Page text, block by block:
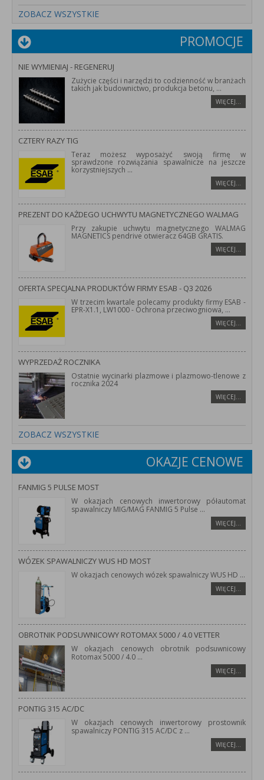
ZOBACZ WSZYSTKIE
PROMOCJE
NIE WYMIENIAJ - REGENERUJ
Zużycie części i narzędzi to codzienność w branżach
takich jak budownictwo, produkcja betonu, ...
WIĘCEJ…
CZTERY RAZY TIG
Teraz możesz wyposażyć swoją firmę w
sprawdzone rozwiązania spawalnicze na jeszcze
korzystniejszych ...
WIĘCEJ…
PREZENT DO KAŻDEGO UCHWYTU MAGNETYCZNEGO WALMAG
Przy zakupie uchwytu magnetycznego WALMAG
MAGNETICS pendrive otwieracz 64GB GRATIS.
WIĘCEJ…
OFERTA SPECJALNA PRODUKTÓW FIRMY ESAB - Q3 2026
W trzecim kwartale polecamy produkty firmy ESAB -
EPR-X1.1, LW1000 - Ochrona przeciwogniowa, ...
WIĘCEJ…
WYPRZEDAŻ ROCZNIKA
Ostatnie wycinarki plazmowe i plazmowo-tlenowe z
rocznika 2024
WIĘCEJ…
ZOBACZ WSZYSTKIE
OKAZJE CENOWE
FANMIG 5 PULSE MOST
W okazjach cenowych inwertorowy półautomat
spawalniczy MIG/MAG FANMIG 5 Pulse ...
WIĘCEJ…
WÓZEK SPAWALNICZY WUS HD MOST
W okazjach cenowych wózek spawalniczy WUS HD ...
WIĘCEJ…
OBROTNIK PODSUWNICOWY ROTOMAX 5000 / 4.0 VETTER
W okazjach cenowych obrotnik podsuwnicowy
Rotomax 5000 / 4.0 ...
WIĘCEJ…
PONTIG 315 AC/DC
W okazjach cenowych inwertorowy prostownik
spawalniczy PONTIG 315 AC/DC z ...
WIĘCEJ…